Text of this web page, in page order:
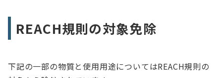
REACH規則の対象免除
下記の一部の物質と使用用途についてはREACH規則の